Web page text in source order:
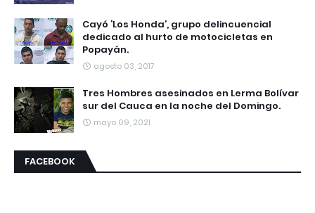
Cayó ‘Los Honda’, grupo delincuencial
dedicado al hurto de motocicletas en
Popayán.
agosto 03, 2017
Tres Hombres asesinados en Lerma Bolívar
sur del Cauca en la noche del Domingo.
mayo 09, 2021
FACEBOOK